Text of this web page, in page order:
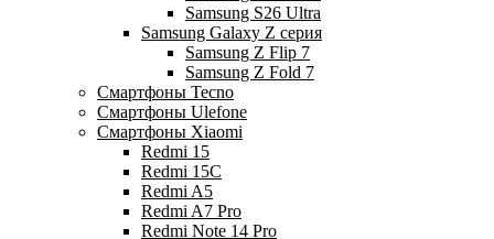
Samsung S26 Ultra
Samsung Galaxy Z серия
Samsung Z Flip 7
Samsung Z Fold 7
Смартфоны Tecno
Смартфоны Ulefone
Смартфоны Xiaomi
Redmi 15
Redmi 15C
Redmi A5
Redmi A7 Pro
Redmi Note 14 Pro